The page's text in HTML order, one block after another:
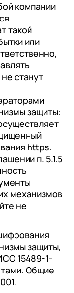
компании
такой
или
станут
защиты:
https.
п. 5.1.5
механизмов
не
защиты,
15489-1-
Общие